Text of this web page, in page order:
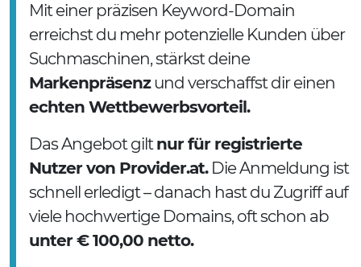
Mit einer präzisen Keyword-Domain
erreichst du mehr potenzielle Kunden über
Suchmaschinen, stärkst deine
Markenpräsenzund verschaffst dir einen
echten Wettbewerbsvorteil.
Das Angebot giltnur für registrierte
Nutzer von Provider.at.Die Anmeldung ist
schnell erledigt – danach hast du Zugriff auf
viele hochwertige Domains, oft schon ab
unter € 100,00 netto.